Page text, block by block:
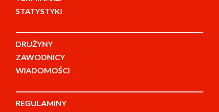
STATYSTYKI
DRUŻYNY
ZAWODNICY
WIADOMOŚCI
REGULAMINY